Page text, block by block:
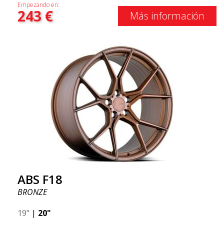
Empezando en:
243€ Más información
ABS F18
BRONZE
19" | 20"